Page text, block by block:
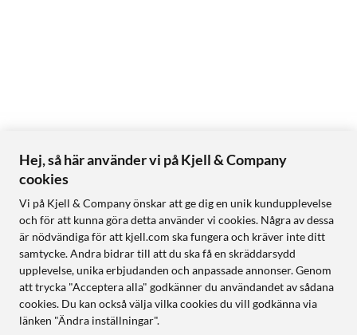
Hej, så här använder vi på Kjell & Company
cookies
Vi på Kjell & Company önskar att ge dig en unik kundupplevelse
och för att kunna göra detta använder vi cookies. Några av dessa
är nödvändiga för att kjell.com ska fungera och kräver inte ditt
samtycke. Andra bidrar till att du ska få en skräddarsydd
upplevelse, unika erbjudanden och anpassade annonser. Genom
att trycka "Acceptera alla" godkänner du användandet av sådana
cookies. Du kan också välja vilka cookies du vill godkänna via
länken "Ändra inställningar".